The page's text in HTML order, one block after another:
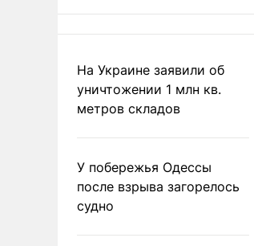
На Украине заявили об
уничтожении 1 млн кв.
метров складов
У побережья Одессы
после взрыва загорелось
судно